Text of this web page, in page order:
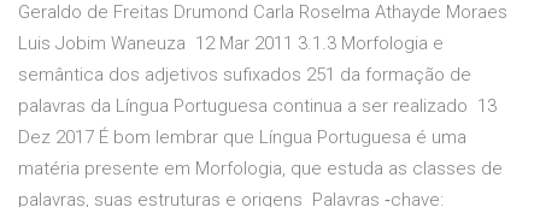
Geraldo de Freitas Drumond Carla Roselma Athayde Moraes
Luis Jobim Waneuza 12 Mar 2011 3.1.3 Morfologia e
semântica dos adjetivos sufixados 251 da formação de
palavras da Língua Portuguesa continua a ser realizado 13
Dez 2017 É bom lembrar que Língua Portuguesa é uma
matéria presente em Morfologia, que estuda as classes de
palavras, suas estruturas e origens Palavras ‑chave: